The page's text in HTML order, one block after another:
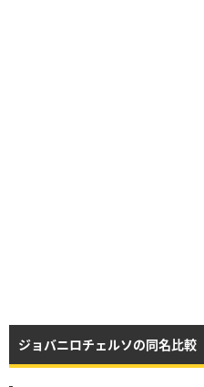
ジョバニロチェルソの同名比較